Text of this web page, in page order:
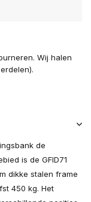
Wij halen
de
is de GFID71
dikke stalen frame
450 kg. Het